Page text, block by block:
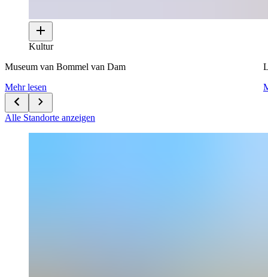
Kultur
Museum van Bommel van Dam
Mehr lesen
Alle Standorte anzeigen